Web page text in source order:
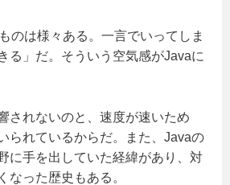
のは様々ある。一言でいってしま
る」だ。そういう空気感がJavaに
されないのと、速度が速いため
られているからだ。また、Javaの
に手を出していた経緯があり、対
なった歴史もある。